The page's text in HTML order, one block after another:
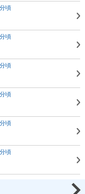
頃
頃
頃
頃
頃
頃